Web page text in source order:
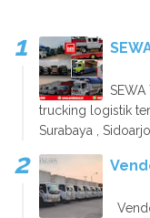
SEWA
trucking logistik
Surabaya , Sidoarjo